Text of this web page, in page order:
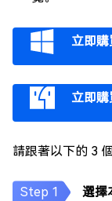
立即購
立即購
請跟著以下的 3
選擇